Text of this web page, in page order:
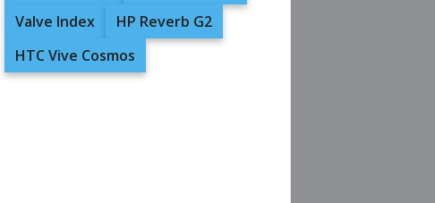
Valve Index
HP Reverb G2
HTC Vive Cosmos